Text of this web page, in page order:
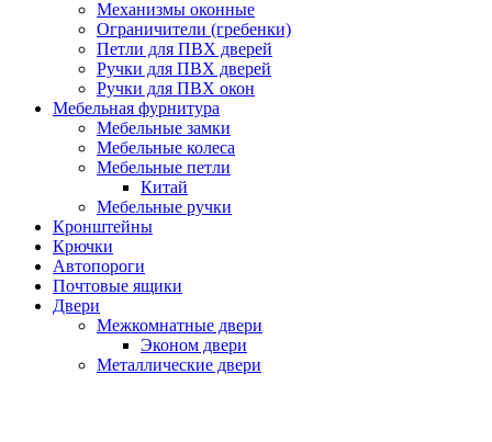
Механизмы оконные
Ограничители (гребенки)
Петли для ПВХ дверей
Ручки для ПВХ дверей
Ручки для ПВХ окон
Мебельная фурнитура
Мебельные замки
Мебельные колеса
Мебельные петли
Китай
Мебельные ручки
Кронштейны
Крючки
Автопороги
Почтовые ящики
Двери
Межкомнатные двери
Эконом двери
Металлические двери